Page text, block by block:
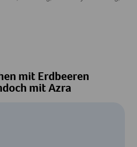
mit Erdbeeren
mit Azra